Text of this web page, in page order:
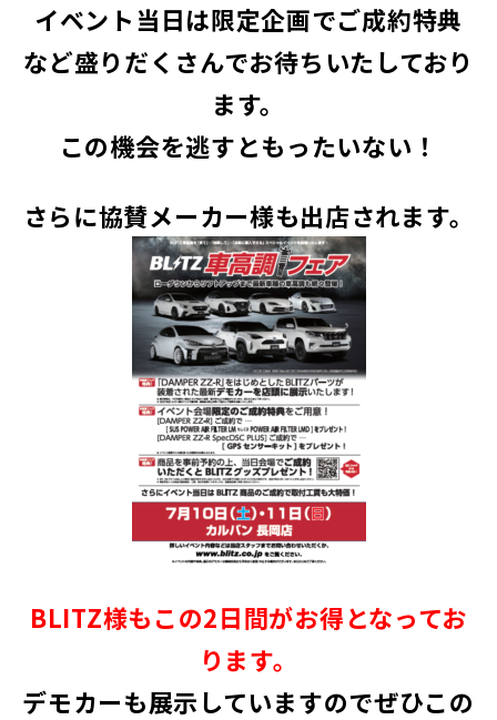
イベント当日は限定企画でご成約特典
など盛りだくさんでお待ちいたしており
ます。
この機会を逃すともったいない！
さらに協賛メーカー様も出店されます。
BLITZ様もこの2日間がお得となってお
ります。
デモカーも展示していますのでぜひこの